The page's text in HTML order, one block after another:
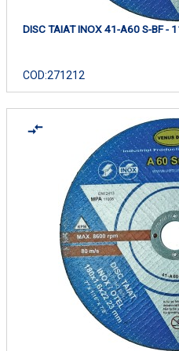
DISC TAIAT INOX 41-A60 S-BF -
COD:271212